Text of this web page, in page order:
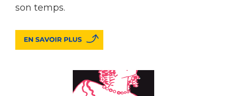
son temps.